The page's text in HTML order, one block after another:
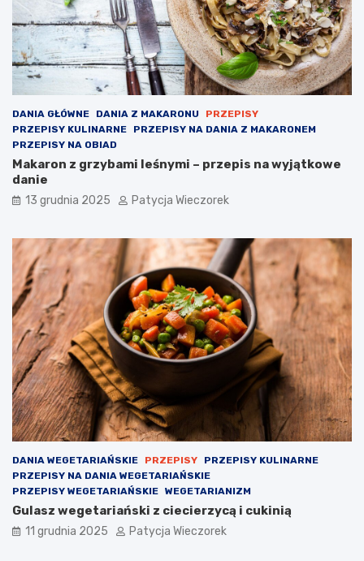
DANIA GŁÓWNE DANIA Z MAKARONU
PRZEPISY
PRZEPISY KULINARNE
PRZEPISY NA DANIA Z MAKARONEM
PRZEPISY NA OBIAD
Makaron z grzybami leśnymi – przepis na wyjątkowe
danie
13 grudnia 2025 Patycja Wieczorek
DANIA WEGETARIAŃSKIE PRZEPISY
PRZEPISY KULINARNE
PRZEPISY NA DANIA WEGETARIAŃSKIE
PRZEPISY WEGETARIAŃSKIE WEGETARIANIZM
Gulasz wegetariański z ciecierzycą i cukinią
11 grudnia 2025 Patycja Wieczorek